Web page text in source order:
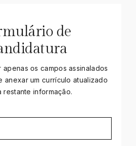
de
os campos assinalados
anexar um currículo atualizado
restante informação.